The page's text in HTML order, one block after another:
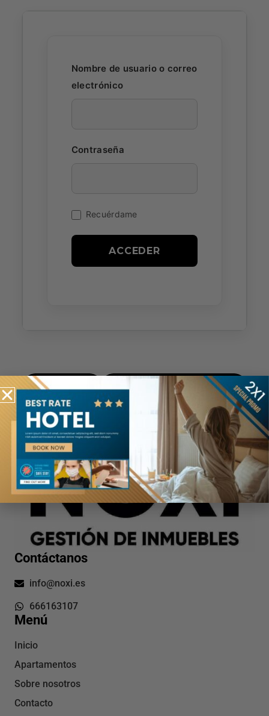
Nombre de usuario o correo
electrónico
Contraseña
Recuérdame
Registrate Restablecer contraseña
Menú
Inicio
Apartamentos
Sobre nosotros
Contacto
Contáctanos
info@noxi.es
666163107